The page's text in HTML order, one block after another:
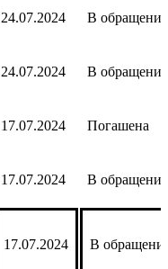
24.07.2024 В
24.07.2024 В
24.07.2024 В
17.07.2024 Погашена
17.07.2024 В